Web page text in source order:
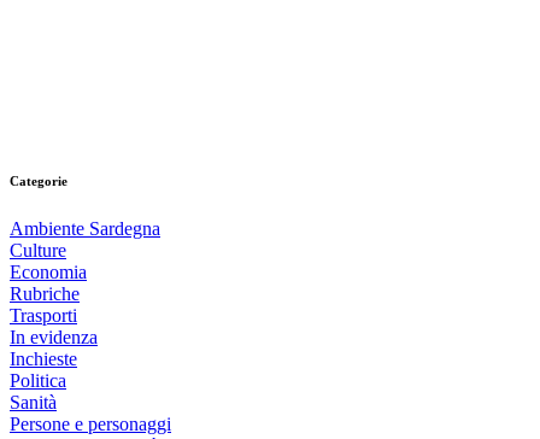
Categorie
Ambiente Sardegna
Culture
Economia
Rubriche
Trasporti
In evidenza
Inchieste
Politica
Sanità
Persone e personaggi